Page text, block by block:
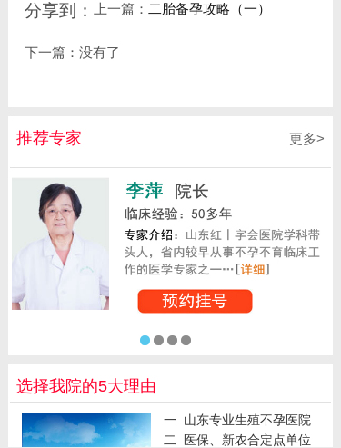
分享到： 上一篇： 二胎备孕攻略（一）
下一篇：没有了
更多>
推荐专家
1 2 3 4
选择我院的5大理由
一 山东专业生殖不孕医院
二
医保、新农合定点单位